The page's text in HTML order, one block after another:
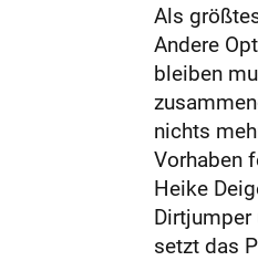
Als
Andere
bleiben
nichts
Vorhaben
Heike
setzt das